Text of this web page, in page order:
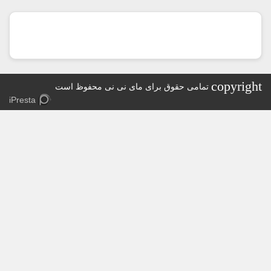
تمامی حقوق برای مای نی نی محفوظ است
iPresta